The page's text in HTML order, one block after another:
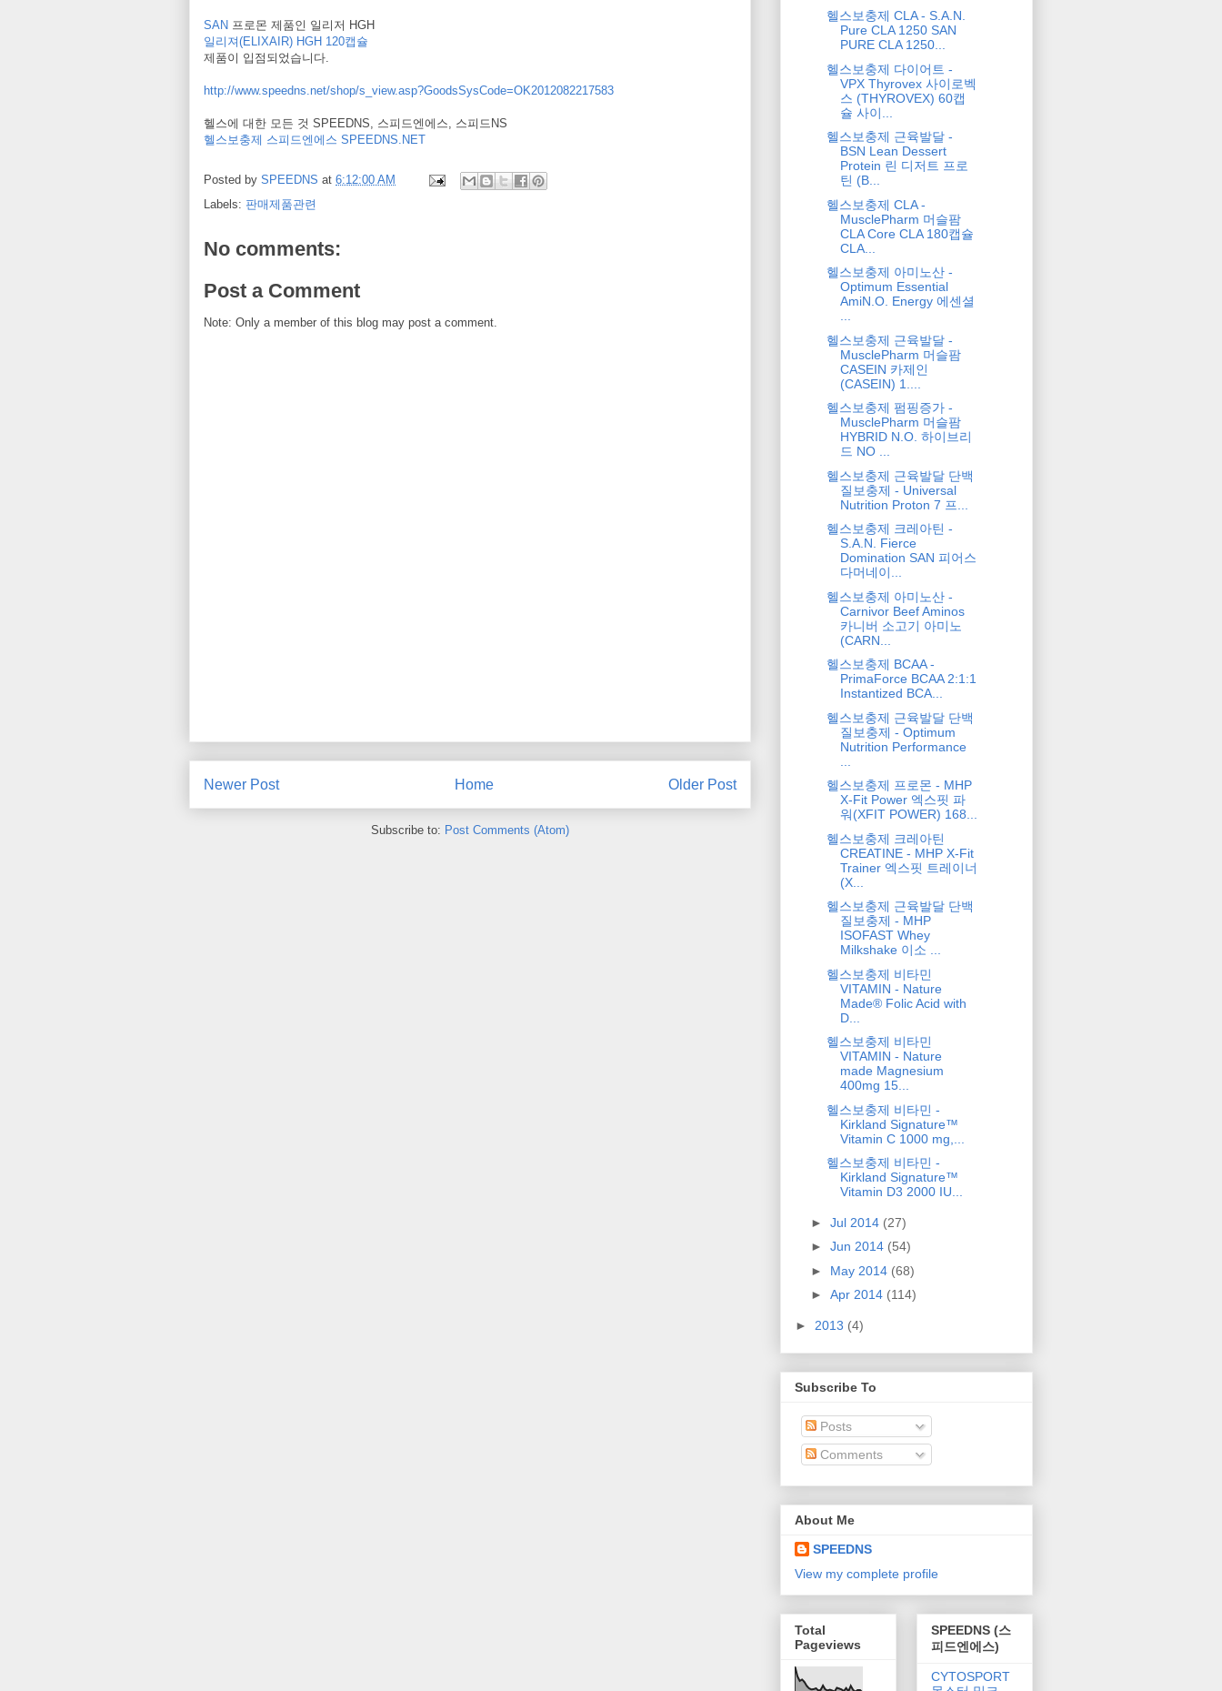
SAN 프로몬 제품인 일리저 HGH
일리져(ELIXAIR) HGH 120캡슐
제품이 입점되었습니다.
http://www.speedns.net/shop/s_view.asp?GoodsSysCode=OK2012082217583
헬스에 대한 모든 것 SPEEDNS, 스피드엔에스, 스피드NS
헬스보충제 스피드엔에스 SPEEDNS.NET
Posted by SPEEDNS at 6:12:00 AM
Labels: 판매제품관련
No comments:
Post a Comment
Note: Only a member of this blog may post a comment.
Newer Post Older Post
Home
Subscribe to: Post Comments (Atom)
헬스보충제 CLA - S.A.N.
Pure CLA 1250 SAN
PURE CLA 1250...
헬스보충제 다이어트 -
VPX Thyrovex 사이로벡
스 (THYROVEX) 60캡
슐 사이...
헬스보충제 근육발달 -
BSN Lean Dessert
Protein 린 디저트 프로
틴 (B...
헬스보충제 CLA -
MusclePharm 머슬팜
CLA Core CLA 180캡슐
CLA...
헬스보충제 아미노산 -
Optimum Essential
AmiN.O. Energy 에센셜
헬스보충제 근육발달 -
MusclePharm 머슬팜
CASEIN 카제인
(CASEIN) 1....
헬스보충제 펌핑증가 -
MusclePharm 머슬팜
HYBRID N.O. 하이브리
드 NO ...
헬스보충제 근육발달 단백
질보충제 - Universal
Nutrition Proton 7 프...
헬스보충제 크레아틴 -
S.A.N. Fierce
Domination SAN 피어스
다머네이...
헬스보충제 아미노산 -
Carnivor Beef Aminos
카니버 소고기 아미노
(CARN...
헬스보충제 BCAA -
PrimaForce BCAA 2:1:1
Instantized BCA...
헬스보충제 근육발달 단백
질보충제 - Optimum
Nutrition Performance
헬스보충제 프로몬 - MHP
X-Fit Power 엑스핏 파
워(XFIT POWER) 168...
헬스보충제 크레아틴
CREATINE - MHP X-Fit
Trainer 엑스핏 트레이너
(X...
헬스보충제 근육발달 단백
질보충제 - MHP
ISOFAST Whey
Milkshake 이소 ...
헬스보충제 비타민
VITAMIN - Nature
Made® Folic Acid with
D...
헬스보충제 비타민
VITAMIN - Nature
made Magnesium
400mg 15...
헬스보충제 비타민 -
Kirkland Signature™
Vitamin C 1000 mg,...
헬스보충제 비타민 -
Kirkland Signature™
Vitamin D3 2000 IU...
► Jul 2014 (27)
► Jun 2014 (54)
► May 2014 (68)
► Apr 2014 (114)
► 2013 (4)
Subscribe To
Posts
Comments
About Me
SPEEDNS
View my complete profile
Total
Pageviews
SPEEDNS (스
피드엔에스)
CYTOSPORT